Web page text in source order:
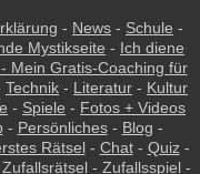
- News - Schule -
Mystikseite - Ich diene
Mein Gratis-Coaching für
Technik - Literatur - Kultur
- Spiele - Fotos + Videos
- Persönliches- Blog -
Rätsel- Chat- Quiz -
Zufallsrätsel - Zufallsspiel -